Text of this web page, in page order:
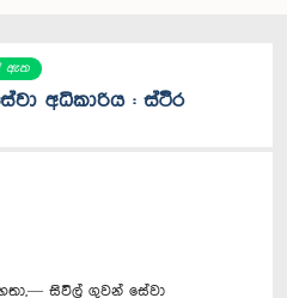
ඇත
අධිකාරිය : ස්ථිර
සිවිල් ගුවන් සේවා